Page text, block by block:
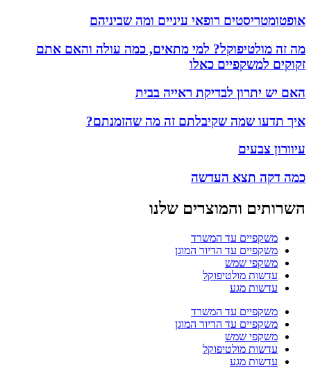
אופטומטריסטים רופאי עיניים ומה שביניהם
מה זה מולטיפוקל? למי מתאים, כמה עולה והאם אתם
זקוקים למשקפיים כאלו
האם יש יתרון לבדיקת ראייה בבית
איך תדעו שמה שקיבלתם זה מה שהזמנתם?
עיוורון צבעים
כמה דקה תצא העדשה
השרותים והמוצרים שלנו
משקפיים עד המשרד
משקפיים עד הדיור המוגן
משקפי שמש
עדשות מולטיפוקל
עדשות מגע
משקפיים עד המשרד
משקפיים עד הדיור המוגן
משקפי שמש
עדשות מולטיפוקל
עדשות מגע